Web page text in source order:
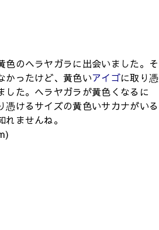
色のヘラヤガラに出会いました。そ
かったけど、黄色いアイゴに取り憑
した。ヘラヤガラが黄色くなるに
憑けるサイズの黄色いサカナがいる
ませんね。